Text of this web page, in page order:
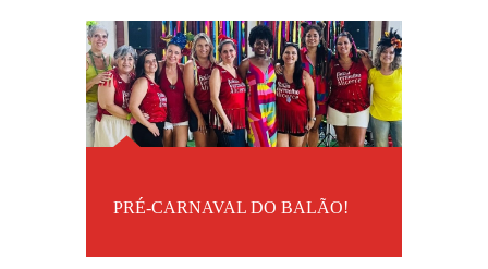
PRÉ-CARNAVAL DO BALÃO!